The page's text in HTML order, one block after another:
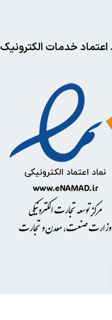
اعتماد خدمات الکترونیک